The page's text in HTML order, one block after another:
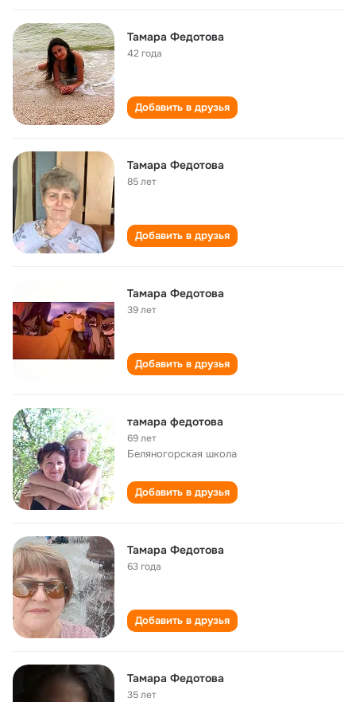
Тамара Федотова
42 года
Добавить в друзья
Тамара Федотова
85 лет
Добавить в друзья
Тамара Федотова
39 лет
Добавить в друзья
тамара федотова
69 лет
Беляногорская школа
Добавить в друзья
Тамара Федотова
63 года
Добавить в друзья
Тамара Федотова
35 лет